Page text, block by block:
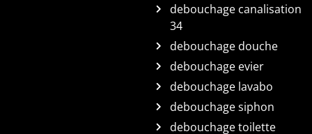
debouchage canalisation
34
debouchage douche
debouchage evier
debouchage lavabo
debouchage siphon
debouchage toilette